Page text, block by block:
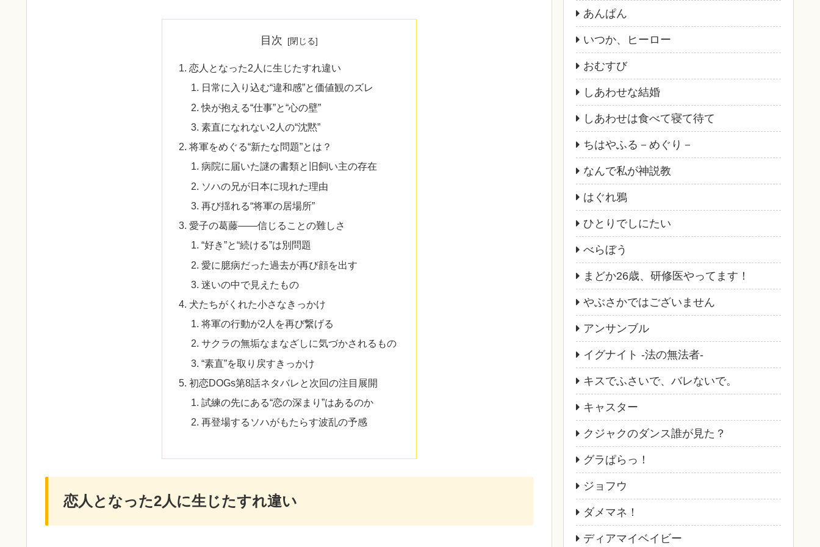
目次
恋人となった2人に生じたすれ違い
日常に入り込む“違和感”と価値観のズレ
快が抱える“仕事”と“心の壁”
素直になれない2人の“沈黙”
将軍をめぐる“新たな問題”とは？
病院に届いた謎の書類と旧飼い主の存在
ソハの兄が日本に現れた理由
再び揺れる“将軍の居場所”
愛子の葛藤——信じることの難しさ
“好き”と“続ける”は別問題
愛に臆病だった過去が再び顔を出す
迷いの中で見えたもの
犬たちがくれた小さなきっかけ
将軍の行動が2人を再び繋げる
サクラの無垢なまなざしに気づかされるもの
“素直”を取り戻すきっかけ
初恋DOGs第8話ネタバレと次回の注目展開
試練の先にある“恋の深まり”はあるのか
再登場するソハがもたらす波乱の予感
恋人となった2人に生じたすれ違い
あんぱん
いつか、ヒーロー
おむすび
しあわせな結婚
しあわせは食べて寝て待て
ちはやふる－めぐり－
なんで私が神説教
はぐれ鴉
ひとりでしにたい
べらぼう
まどか26歳、研修医やってます！
やぶさかではございません
アンサンブル
イグナイト -法の無法者-
キスでふさいで、バレないで。
キャスター
クジャクのダンス誰が見た？
グラぱらっ！
ジョフウ
ダメマネ！
ディアマイベイビー